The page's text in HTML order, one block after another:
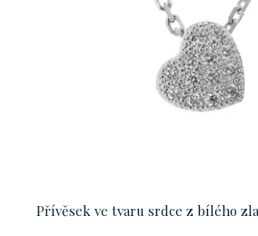
Přívěsek ve tvaru srdce z bílého